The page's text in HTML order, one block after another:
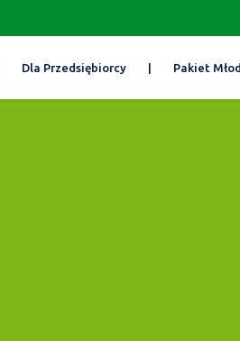
Dla Przedsiębiorcy | Pakiet